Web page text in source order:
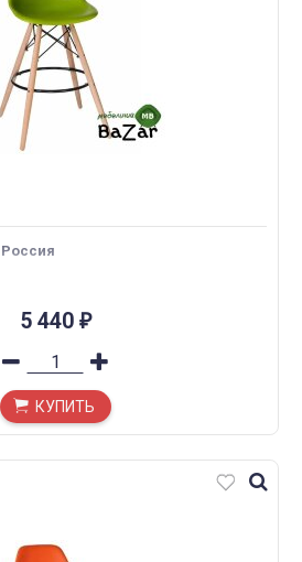
Россия
5 440 ₽
КУПИТЬ